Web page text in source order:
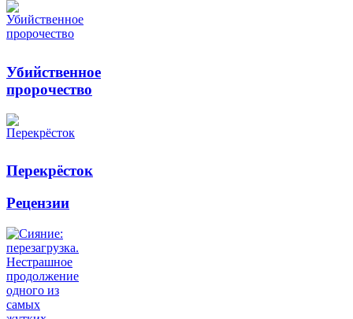
Убийственное
пророчество
Перекрёсток
Рецензии